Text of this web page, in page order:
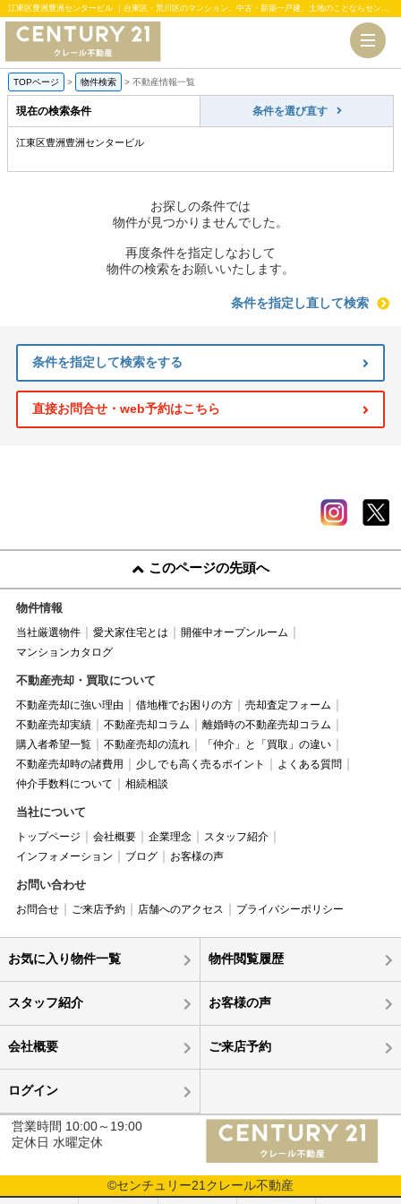
江東区豊洲豊洲センタービル ｜台東区・荒川区のマンション、中古・新築一戸建、土地のことならセンチュリー21クレール不動産
TOPページ > 物件検索 > 不動産情報一覧
現在の検索条件 条件を選び直す
江東区豊洲豊洲センタービル
お探しの条件では
物件が見つかりませんでした。
再度条件を指定しなおして
物件の検索をお願いいたします。
条件を指定し直して検索
条件を指定して検索をする
直接お問合せ・web予約はこちら
このページの先頭へ
物件情報
当社厳選物件 愛犬家住宅とは
開催中オープンルーム
マンションカタログ
不動産売却・買取について
不動産売却に強い理由 借地権でお困りの方
売却査定フォーム
不動産売却実績
不動産売却コラム
離婚時の不動産売却コラム
購入者希望一覧
不動産売却の流れ
「仲介」と「買取」の違い
不動産売却時の諸費用
少しでも高く売るポイント
よくある質問
仲介手数料について
相続相談
当社について
トップページ 会社概要 企業理念
スタッフ紹介
インフォメーション
ブログ お客様の声
お問い合わせ
お問合せ ご来店予約 店舗へのアクセス プライバシーポリシー
お気に入り物件一覧 物件閲覧履歴
スタッフ紹介 お客様の声
会社概要 ご来店予約
ログイン
営業時間 10:00～19:00
定休日 水曜定休
©センチュリー21クレール不動産